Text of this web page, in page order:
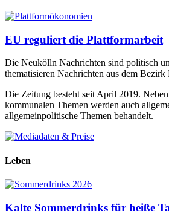
EU reguliert die Plattformarbeit
Die Neukölln Nachrichten sind politisch
thematisieren Nachrichten aus dem
Die Zeitung besteht seit April 2019.
kommunalen Themen werden auch
allgemeinpolitische Themen behandelt.
Leben
Kalte Sommerdrinks für heiße